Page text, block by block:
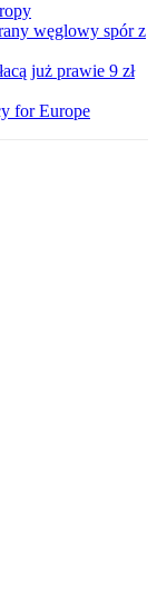
węglowy spór z
już prawie 9 zł
for Europe